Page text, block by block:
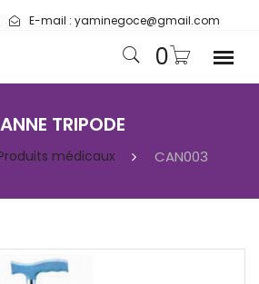
E-mail : yaminegoce@gmail.com
0
TRIPODE
médicaux CAN003